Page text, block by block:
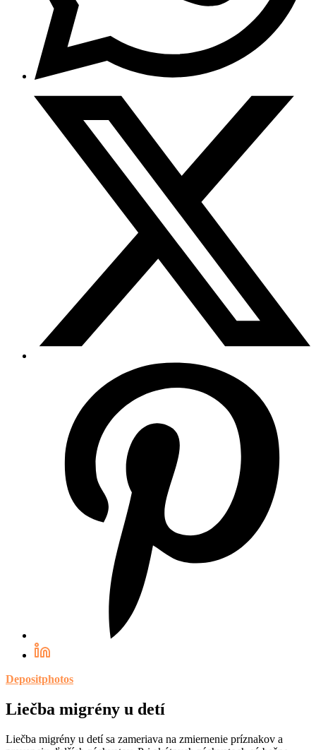
Depositphotos
Liečba migrény u detí
Liečba migrény u detí sa zameriava na zmiernenie príznakov a